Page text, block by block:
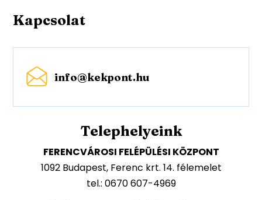
SWIFT: MKKB HUHB
info@kekpont.hu